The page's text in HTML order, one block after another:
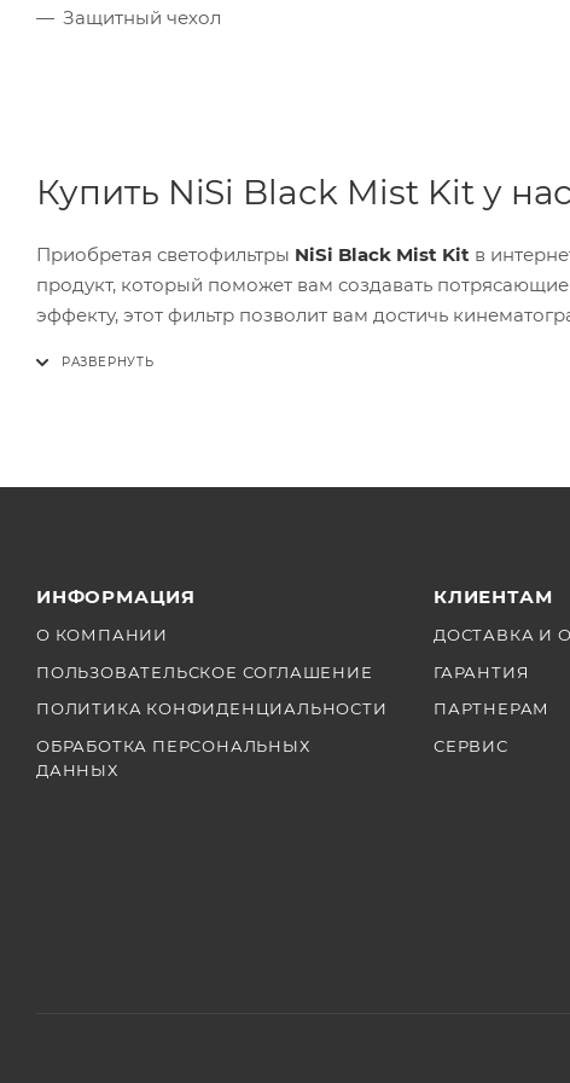
Защитный чехол
Купить NiSi Black Mist Kit у нас
Приобретая светофильтры NiSi Black Mist Kit в
продукт, который поможет вам создавать
эффекту, этот фильтр позволит вам достичь
ИНФОРМАЦИЯ
О КОМПАНИИ
ПОЛЬЗОВАТЕЛЬСКОЕ СОГЛАШЕНИЕ
ПОЛИТИКА КОНФИДЕНЦИАЛЬНОСТИ
ОБРАБОТКА ПЕРСОНАЛЬНЫХ
ДАННЫХ
КЛИЕНТАМ
ДОСТАВКА И
ГАРАНТИЯ
ПАРТНЕРАМ
СЕРВИС